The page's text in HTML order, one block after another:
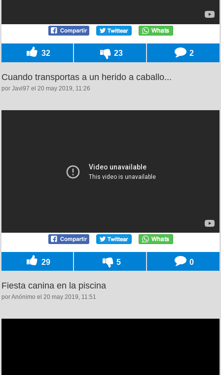
32 23 2
Cuando transportas a un herido a caballo...
por Javi97 el 20 may 2019, 11:26
29 5 0
Fiesta canina en la piscina
por Anónimo el 20 may 2019, 11:51